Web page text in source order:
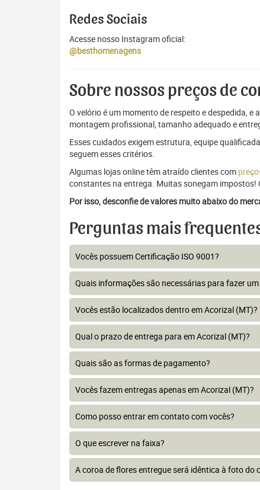
Redes Sociais
Acesse nosso Instagram oficial:
@besthomenagens
Sobre nossos preços de
O velório é um momento de respeito e despedida,
montagem profissional, tamanho adequado e
Esses cuidados exigem estrutura, equipe
seguem esses critérios.
Algumas lojas online têm atraído clientes com
constantes na entrega. Muitas sonegam
Por isso, desconfie de valores muito abaixo do
Perguntas mais
Vocês possuem Certificação ISO 9001?
Quais informações são necessárias para fazer
Vocês estão localizados dentro em Acorizal (MT)?
Qual o prazo de entrega para em Acorizal (MT)?
Quais são as formas de pagamento?
Vocês fazem entregas apenas em Acorizal (MT)?
Como posso entrar em contato com vocês?
O que escrever na faixa?
A coroa de flores entregue será idêntica à foto do